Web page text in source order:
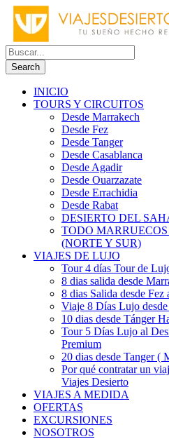
INICIO
TOURS Y CIRCUITOS
Desde Marrakech
Desde Fez
Desde Tanger
Desde Casablanca
Desde Agadir
Desde Ouarzazate
Desde Errachidia
Desde Rabat
DESIERTO DEL
TODO
(NORTE Y SUR)
VIAJES DE LUJO
Tour 4 días Tour de
8 dias salida desde
8 dias Salida desde Fez
Viaje 8 Días Lujo
10 dias desde Tánger
Tour 5 Días Lujo al
Premium
20 dias desde Tanger (
Por qué contratar un
Viajes Desierto
VIAJES A MEDIDA
OFERTAS
EXCURSIONES
NOSOTROS